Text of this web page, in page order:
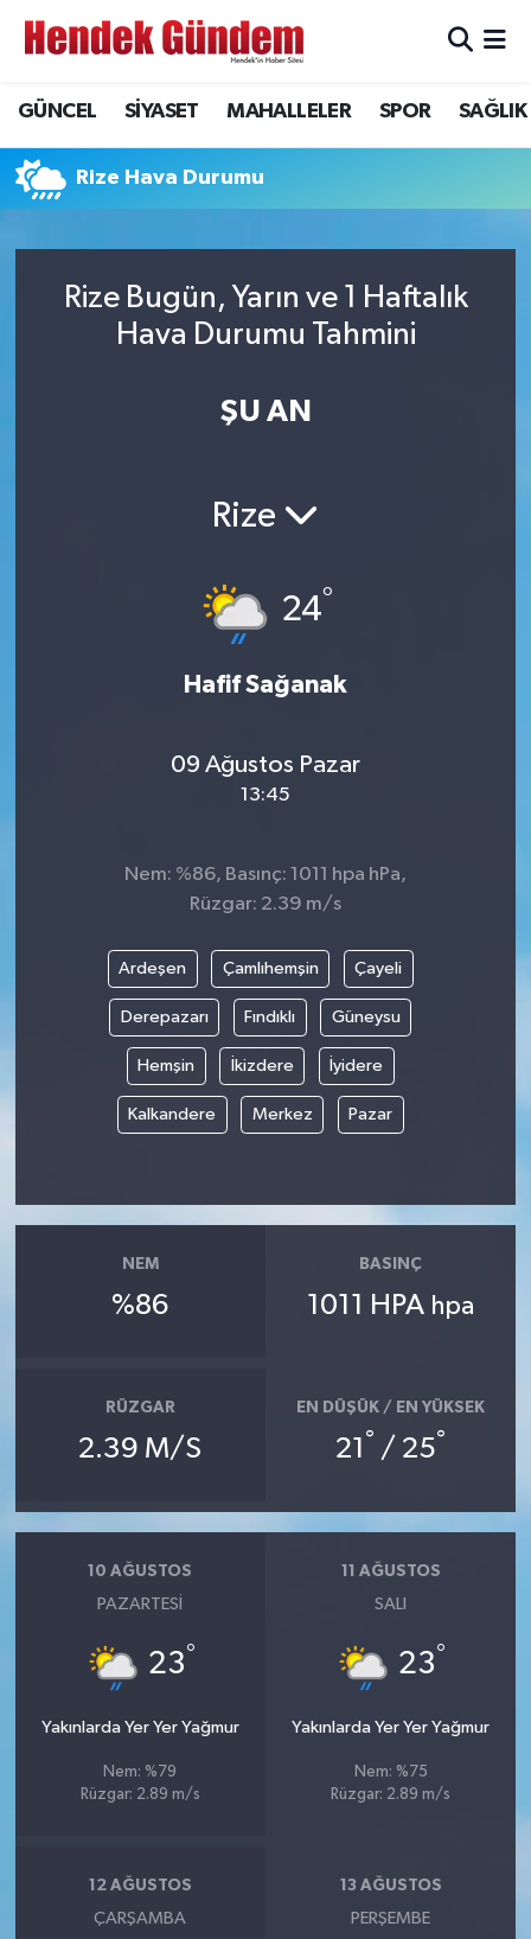
GÜNCEL SİYASET MAHALLELER SPOR SAĞLIK
Rize Hava Durumu
Rize Bugün, Yarın ve 1 Haftalık
Hava Durumu Tahmini
ŞU AN
Rize
24°
Hafif Sağanak
09 Ağustos Pazar
13:45
Nem: %86, Basınç: 1011 hpa hPa,
Rüzgar: 2.39 m/s
Ardeşen Çamlıhemşin Çayeli
Derepazarı Fındıklı Güneysu
Hemşin İkizdere İyidere
Kalkandere Merkez Pazar
NEM
%86
BASINÇ
1011 HPA hpa
RÜZGAR
2.39 M/S
EN DÜŞÜK / EN YÜKSEK
21 ° / 25°
10 AĞUSTOS
PAZARTESI
23°
Yakınlarda Yer Yer Yağmur
Nem: %79
Rüzgar: 2.89 m/s
11 AĞUSTOS
SALI
23°
Yakınlarda Yer Yer Yağmur
Nem: %75
Rüzgar: 2.89 m/s
12 AĞUSTOS
ÇARŞAMBA
13 AĞUSTOS
PERŞEMBE
Sakarya Hava Durumu
Sakarya Namaz Vakitleri
Süper Lig Puan Durumu ve Fikstür